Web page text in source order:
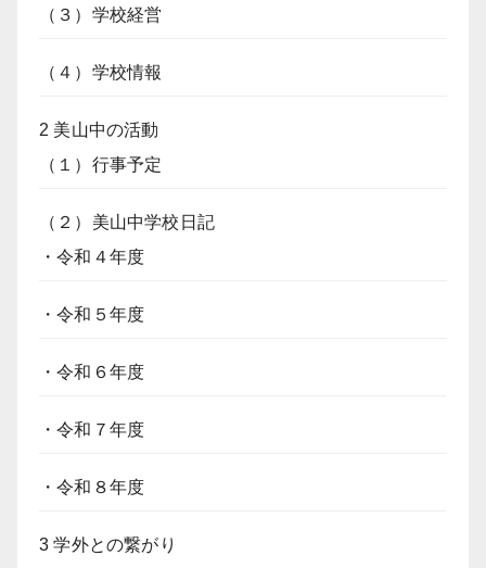
（３）学校経営
（４）学校情報
2 美山中の活動
（１）行事予定
（２）美山中学校日記
・令和４年度
・令和５年度
・令和６年度
・令和７年度
・令和８年度
3 学外との繋がり